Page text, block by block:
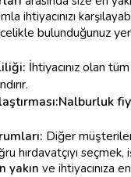
ihtiyacınızı
bulunduğunuz
İhtiyacınız olan
Nalburluk
Diğer
hırdavatçıyı
yakın ve ihtiyacınıza